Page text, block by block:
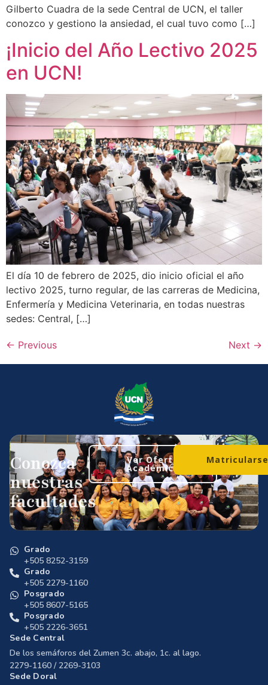
Gilberto Cuadra de la sede Central de UCN, el taller
conozco y gestiono la ansiedad, el cual tuvo como […]
¡Inicio del Año Lectivo 2025
en UCN!
El día 10 de febrero de 2025, dio inicio oficial el año
lectivo 2025, turno regular, de las carreras de Medicina,
Enfermería y Medicina Veterinaria, en todas nuestras
sedes: Central, […]
← Previous Next →
Conozca
nuestras
facultades
Ver Oferta
Académica
Grado
+505 8252-3159
Grado
+505 2279-1160
Posgrado
+505 8607-5165
Posgrado
+505 2226-3651
Sede Central
De los semáforos del Zumen 3c. abajo, 1c. al lago.
2279-1160 / 2269-3103
Sede Doral